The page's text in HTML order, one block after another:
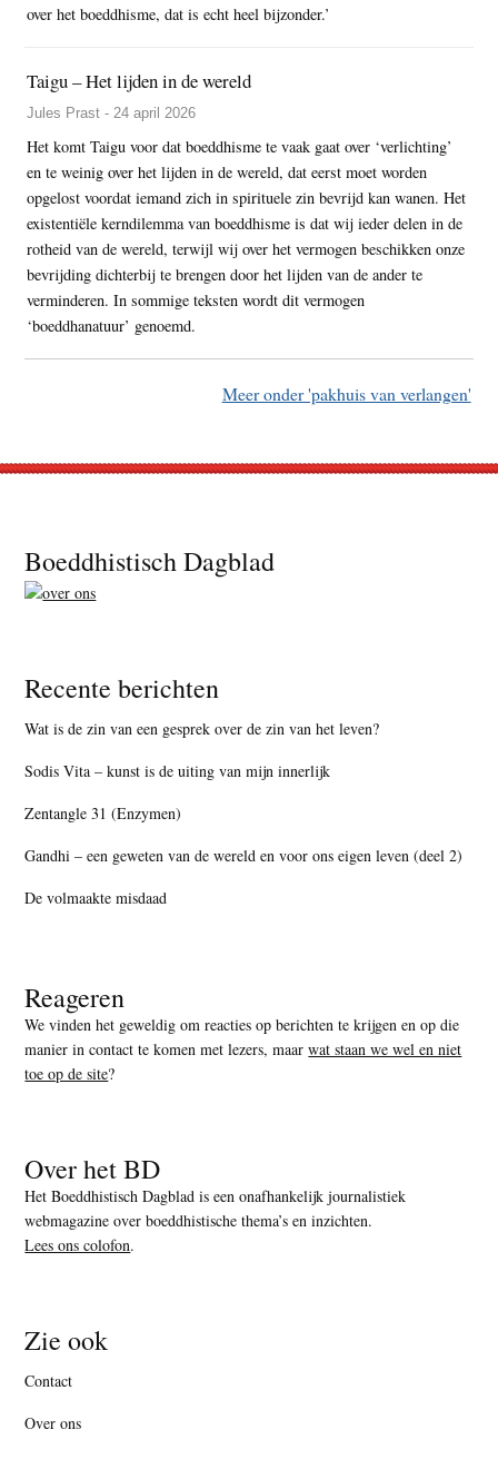
over het boeddhisme, dat is echt heel bijzonder.’
Taigu – Het lijden in de wereld
Jules Prast - 24 april 2026
Het komt Taigu voor dat boeddhisme te vaak gaat over ‘verlichting’
en te weinig over het lijden in de wereld, dat eerst moet worden
opgelost voordat iemand zich in spirituele zin bevrijd kan wanen. Het
existentiële kerndilemma van boeddhisme is dat wij ieder delen in de
rotheid van de wereld, terwijl wij over het vermogen beschikken onze
bevrijding dichterbij te brengen door het lijden van de ander te
verminderen. In sommige teksten wordt dit vermogen
‘boeddhanatuur’ genoemd.
Meer onder 'pakhuis van verlangen'
Footer
Boeddhistisch Dagblad
Recente berichten
Wat is de zin van een gesprek over de zin van het leven?
Sodis Vita – kunst is de uiting van mijn innerlijk
Zentangle 31 (Enzymen)
Gandhi – een geweten van de wereld en voor ons eigen leven (deel 2)
De volmaakte misdaad
Reageren
We vinden het geweldig om reacties op berichten te krijgen en op die
manier in contact te komen met lezers, maarwat staan we wel en niet
toe op de site?
Over het BD
Het Boeddhistisch Dagblad is een onafhankelijk journalistiek
webmagazine over boeddhistische thema’s en inzichten.
Lees ons colofon.
Zie ook
Contact
Over ons